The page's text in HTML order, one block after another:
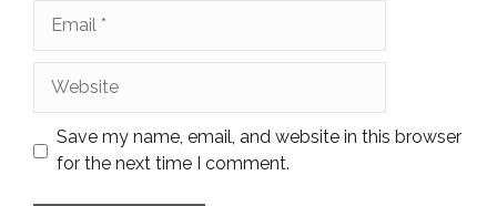
Save my name, email, and website in this browser
for the next time I comment.